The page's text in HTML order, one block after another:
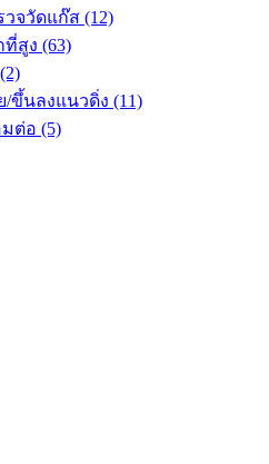
วจวัดแก๊ส (12)
สูง (63)
(2)
ขึ้นลงแนวดิ่ง (11)
ต่อ (5)